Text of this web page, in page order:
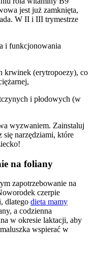
jest już zamknięta,
W II i III trymestrze
i funkcjonowania
krwinek (erytropoezy), co
i płodowych (w
wyzwaniem. Zainstaluj
się narzędziami, które
na foliany
zapotrzebowanie na
czerpie
dlatego dieta mamy
a codzienna
w okresie laktacji, aby
wspierać w